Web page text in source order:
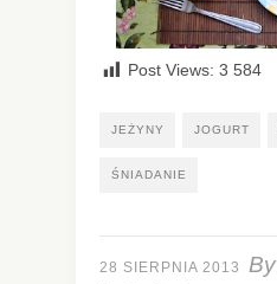
Post Views: 3 584
JEŻYNY JOGURT
ŚNIADANIE
28 SIERPNIA 2013 By